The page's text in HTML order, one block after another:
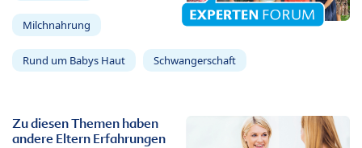
Milchnahrung
Rund um Babys Haut Schwangerschaft
Zu diesen Themen haben
andere Eltern Erfahrungen